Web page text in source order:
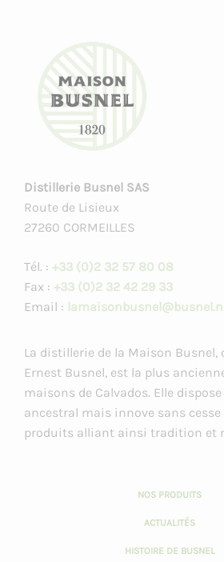
Distillerie Busnel SAS
Route de Lisieux
27260 CORMEILLES
Tél. : +33 (0)2 32 57 80 08
Fax : +33 (0)2 32 42 29 33
Email :
La distillerie de la Maison Busnel,
Ernest Busnel, est la plus
maisons de Calvados. Elle
ancestral mais innove sans cesse
produits alliant ainsi tradition et
NOS PRODUITS
ACTUALITÉS
HISTOIRE DE BUSNEL